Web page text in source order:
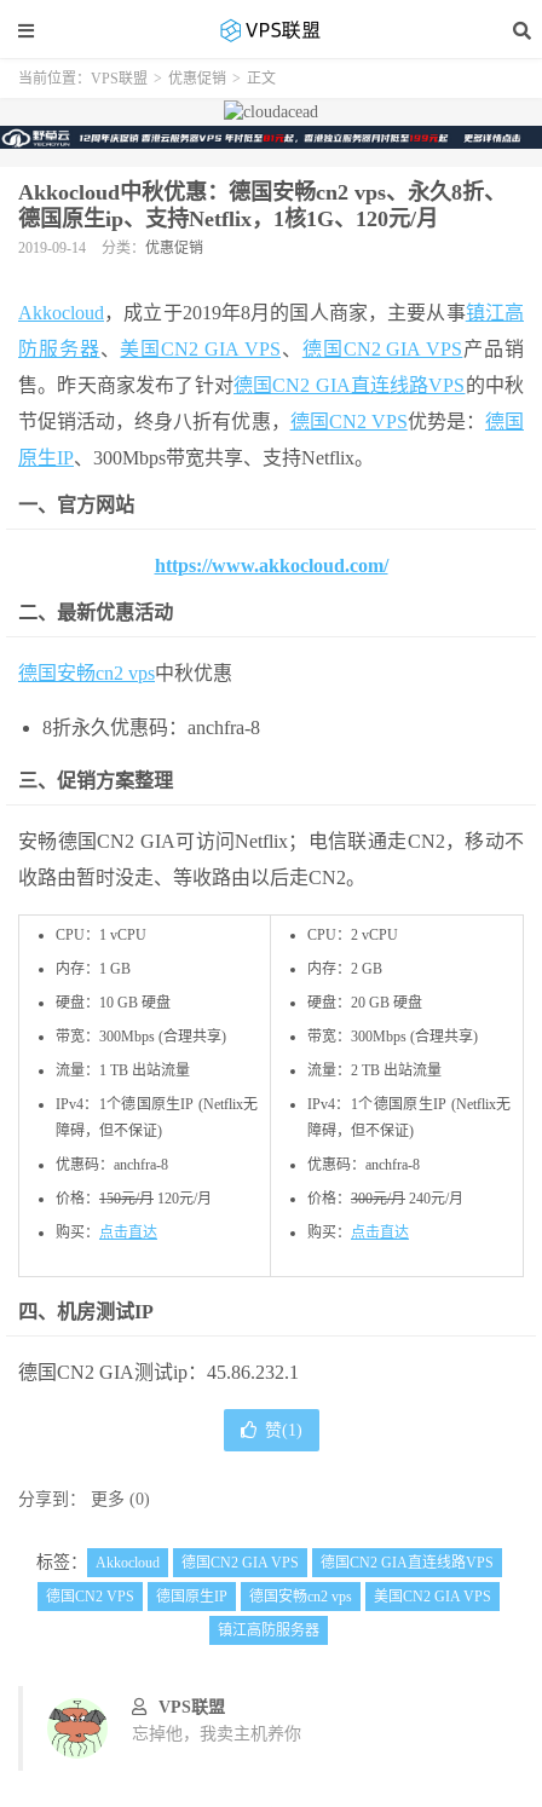
当前位置： VPS联盟 > 优惠促销 > 正文
Akkocloud中秋优惠：德国安畅cn2 vps、永久8折、
德国原生ip、支持Netflix，1核1G、120元/月
2019-09-14 分类： 优惠促销
Akkocloud，成立于2019年8月的国人商家，主要从事镇江高
防服务器、 美国CN2 GIA VPS、 德国CN2 GIA VPS产品销
售。昨天商家发布了针对德国CN2 GIA直连线路VPS的中秋
节促销活动，终身八折有优惠， 德国CN2 VPS优势是： 德国
原生IP、300Mbps带宽共享、支持Netflix。
一、官方网站
https://www.akkocloud.com/
二、最新优惠活动
德国安畅cn2 vps中秋优惠
8折永久优惠码：anchfra-8
三、促销方案整理
安畅德国CN2 GIA可访问Netflix；电信联通走CN2，移动不
收路由暂时没走、等收路由以后走CN2。
CPU：1 vCPU
内存：1 GB
硬盘：10 GB 硬盘
带宽：300Mbps (合理共享)
流量：1 TB 出站流量
IPv4：1个德国原生IP (Netflix无
障碍，但不保证)
优惠码：anchfra-8
价格： 150元/月 120元/月
购买： 点击直达
CPU：2 vCPU
内存：2 GB
硬盘：20 GB 硬盘
带宽：300Mbps (合理共享)
流量：2 TB 出站流量
IPv4：1个德国原生IP (Netflix无
障碍，但不保证)
优惠码：anchfra-8
价格： 300元/月 240元/月
购买： 点击直达
四、机房测试IP
德国CN2 GIA测试ip：45.86.232.1
赞(1 )
分享到： 更多 (0)
标签： Akkocloud 德国CN2 GIA VPS
德国CN2 GIA直连线路VPS
德国CN2 VPS
德国原生IP 德国安畅cn2 vps
美国CN2 GIA VPS
镇江高防服务器
VPS联盟
忘掉他，我卖主机养你